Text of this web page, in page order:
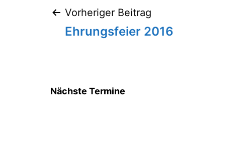
Beitragsnavigation
Vorheriger Beitrag
Ehrungsfeier 2016
Nächste Termine